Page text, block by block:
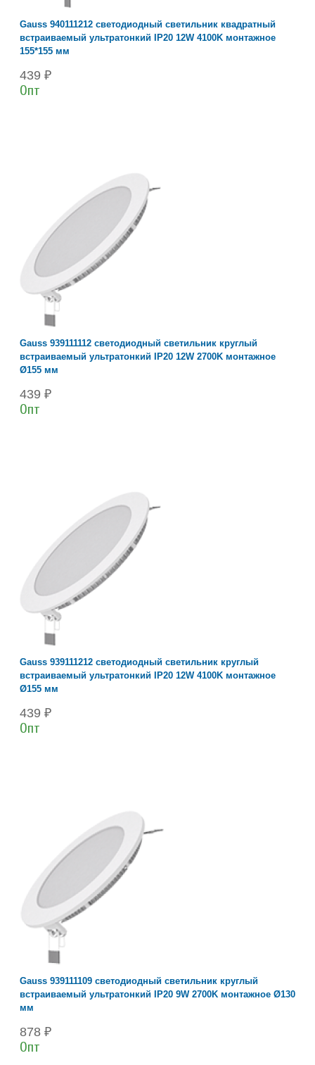
Gauss 940111212 светодиодный светильник квадратный
встраиваемый ультратонкий IP20 12W 4100K монтажное
155*155 мм
439 ₽
Опт
Gauss 939111112 светодиодный светильник круглый
встраиваемый ультратонкий IP20 12W 2700K монтажное
Ø155 мм
439 ₽
Опт
Gauss 939111212 светодиодный светильник круглый
встраиваемый ультратонкий IP20 12W 4100K монтажное
Ø155 мм
439 ₽
Опт
Gauss 939111109 светодиодный светильник круглый
встраиваемый ультратонкий IP20 9W 2700K монтажное Ø130
мм
878 ₽
Опт